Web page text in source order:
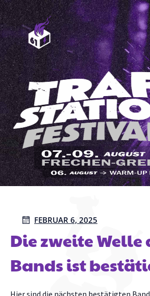
FEBRUAR 6, 2025
Die zweite Welle
Bands ist
Hier sind die nächsten bestätigten